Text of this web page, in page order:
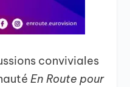
conviviales
En Route pour